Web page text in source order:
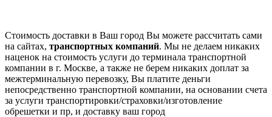
Стоимость доставки в Ваш город Вы можете рассчитать сами
на сайтах, транспортных компаний. Мы не делаем никаких
наценок на стоимость услуги до терминала транспортной
компании в г. Москве, а также не берем никаких доплат за
межтерминальную перевозку, Вы платите деньги
непосредственно транспортной компании, на основании счета
за услуги транспортировки/страховки/изготовление
обрешетки и пр, и доставку ваш город